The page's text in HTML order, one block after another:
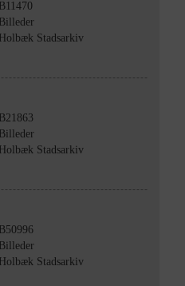
B11470
Billeder
Holbæk Stadsarkiv
B21863
Billeder
Holbæk Stadsarkiv
B50996
Billeder
Holbæk Stadsarkiv